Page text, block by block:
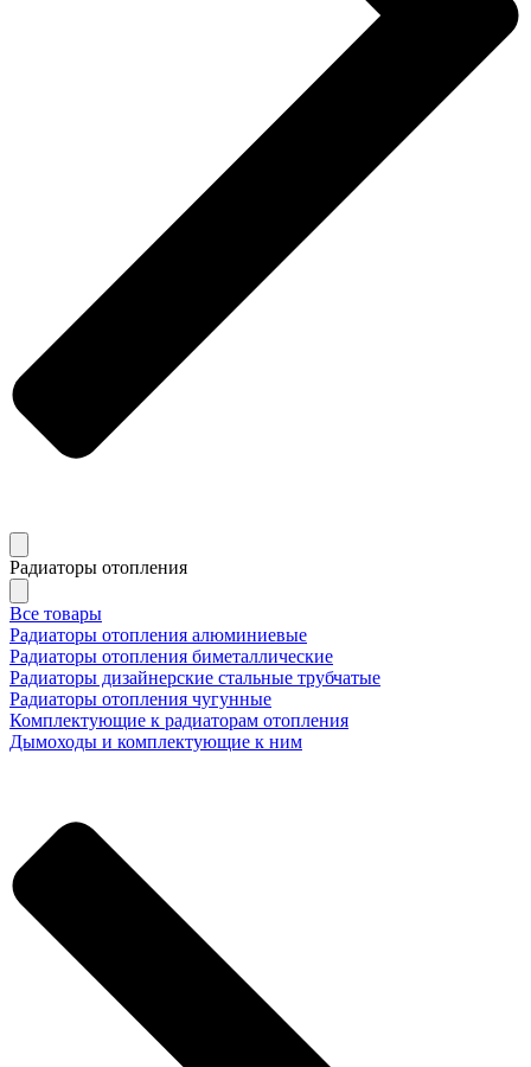
Радиаторы отопления
Все товары
Радиаторы отопления алюминиевые
Радиаторы отопления биметаллические
Радиаторы дизайнерские стальные трубчатые
Радиаторы отопления чугунные
Комплектующие к радиаторам отопления
Дымоходы и комплектующие к ним